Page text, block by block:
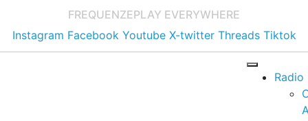
FREQUENZEPLAY EVERYWHERE
Instagram Facebook Youtube X-twitter Threads Tiktok
Radio